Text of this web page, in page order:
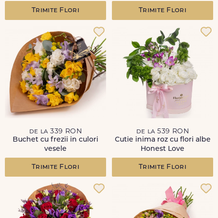
Trimite Flori Trimite Flori
de la 339 RON
Buchet cu frezii in culori
vesele
Trimite Flori
de la 539 RON
Cutie inima roz cu flori albe
Honest Love
Trimite Flori